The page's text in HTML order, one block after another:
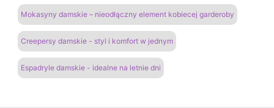
Mokasyny damskie – nieodłączny element kobiecej garderoby
Creepersy damskie - styl i komfort w jednym
Espadryle damskie - idealne na letnie dni